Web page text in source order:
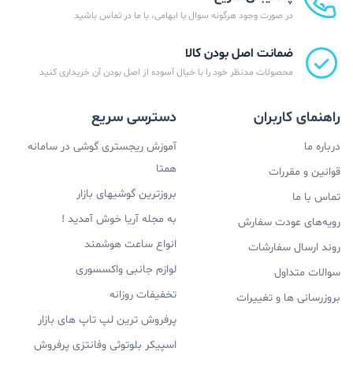
در صورت وجود هرگونه سوال یا ابهامی، با ما در تماس باشید
ضمانت اصل بودن کالا
محصولات مدنظر خود را با خیال آسوده از اصل بودن آن خریداری کنید
راهنمای کاربران
درباره ما
قوانین و مقررات
تماس با ما
رویه‌های عودت سفارش
روند ارسال سفارشات
سوالات متداول
بروزرسانی ها و تغییرات
دسترسی سریع
آموزش ریجستری گوشی در سامانه
همتا
بروزترین گوشیهای بازار
به مجله آریا خوش آمدید !
انواع ساعت هوشمند
لوازم جانبی واکسسوری
تخفیفات روزانه
پرفروش ترین لپ تاپ های بازار
اسپیکر بلوتوثی وفانتزی پرفروش